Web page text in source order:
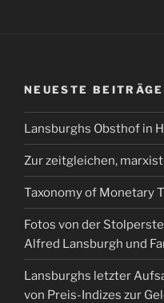
NEUESTE BEITRÄGE
Lansburghs Obsthof in
Zur zeitgleichen,
Taxonomy of Monetary
Fotos von der
Alfred Lansburgh und
Lansburghs letzter
von Preis-Indizes zur